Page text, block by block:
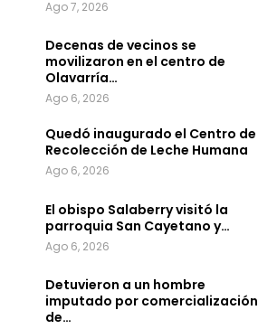
Ago 7, 2026
Decenas de vecinos se
movilizaron en el centro de
Olavarría…
Ago 6, 2026
Quedó inaugurado el Centro de
Recolección de Leche Humana
Ago 6, 2026
El obispo Salaberry visitó la
parroquia San Cayetano y…
Ago 6, 2026
Detuvieron a un hombre
imputado por comercialización
de…